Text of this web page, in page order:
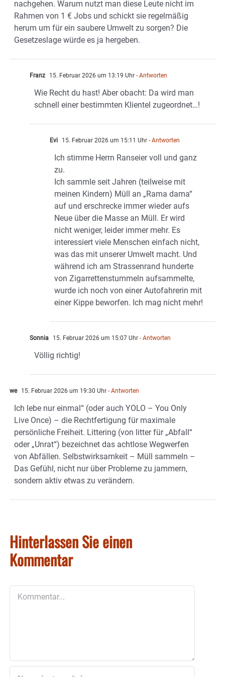
nachgehen. Warum nutzt man diese Leute nicht im
Rahmen von 1 € Jobs und schickt sie regelmäßig
herum um für ein saubere Umwelt zu sorgen? Die
Gesetzeslage würde es ja hergeben.
Franz 15. Februar 2026 um 13:19 Uhr - Antworten
Wie Recht du hast! Aber obacht: Da wird man
schnell einer bestimmten Klientel zugeordnet…!
Evi 15. Februar 2026 um 15:11 Uhr - Antworten
Ich stimme Herrn Ranseier voll und ganz
zu.
Ich sammle seit Jahren (teilweise mit
meinen Kindern) Müll an „Rama dama“
auf und erschrecke immer wieder aufs
Neue über die Masse an Müll. Er wird
nicht weniger, leider immer mehr. Es
interessiert viele Menschen einfach nicht,
was das mit unserer Umwelt macht. Und
während ich am Strassenrand hunderte
von Zigarrettenstummeln aufsammelte,
wurde ich noch von einer Autofahrerin mit
einer Kippe beworfen. Ich mag nicht mehr!
Sonnia 15. Februar 2026 um 15:07 Uhr - Antworten
Völlig richtig!
we 15. Februar 2026 um 19:30 Uhr - Antworten
Ich lebe nur einmal“ (oder auch YOLO – You Only
Live Once) – die Rechtfertigung für maximale
persönliche Freiheit. Littering (von litter für „Abfall“
oder „Unrat“) bezeichnet das achtlose Wegwerfen
von Abfällen. Selbstwirksamkeit – Müll sammeln –
Das Gefühl, nicht nur über Probleme zu jammern,
sondern aktiv etwas zu verändern.
Hinterlassen Sie einen
Kommentar